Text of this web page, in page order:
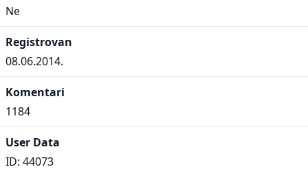
Ne
Registrovan
08.06.2014.
Komentari
1184
User Data
ID: 44073